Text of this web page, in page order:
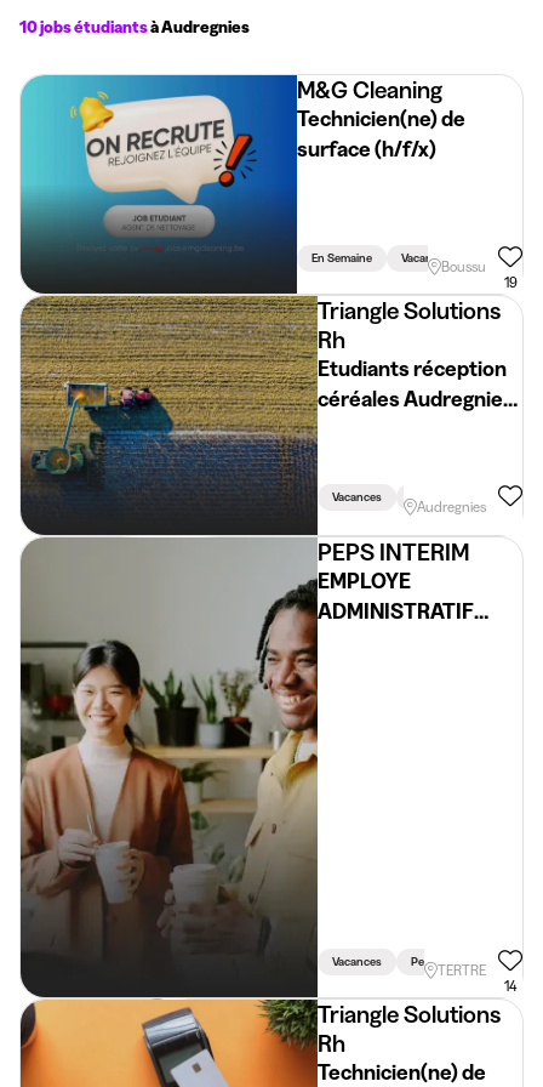
10 jobs étudiantsà Audregnies
M&G Cleaning
Technicien(ne) de
surface (h/f/x)
En Semaine Vacances Soir
Boussu
19
Triangle Solutions
Rh
Etudiants réception
céréales Audregnies
(H/F/X)
Vacances En Semaine
Audregnies
PEPS INTERIM
EMPLOYE
ADMINISTRATIF
Vacances Permis Requis
TERTRE
14
Triangle Solutions
Rh
Technicien(ne) de